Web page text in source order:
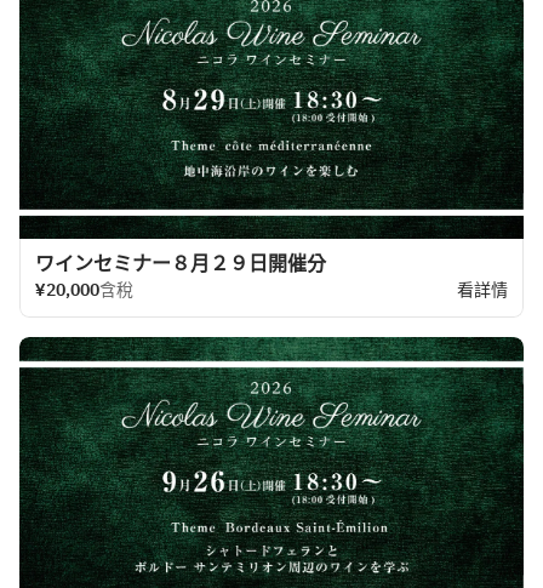
ワインセミナー８月２９日開催分
¥20,000含稅 看詳情